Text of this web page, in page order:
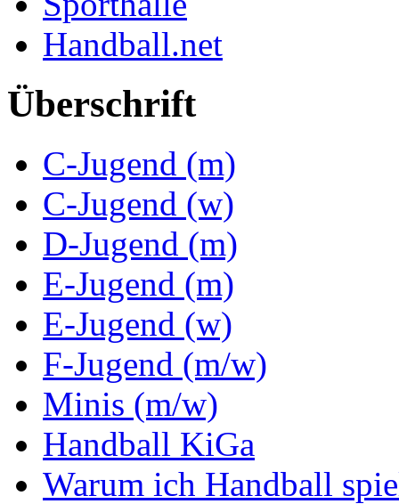
Handball.net
Überschrift
C-Jugend (m)
C-Jugend (w)
D-Jugend (m)
E-Jugend (m)
E-Jugend (w)
F-Jugend (m/w)
Minis (m/w)
Handball KiGa
Warum ich Handball